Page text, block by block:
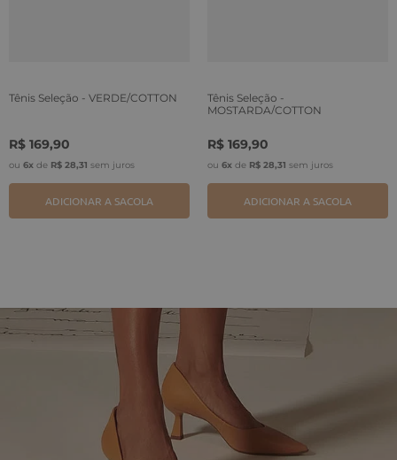
Tênis Seleção - VERDE/COTTON
R$ 169,90
ou 6x de R$ 28,31 sem juros
ADICIONAR A SACOLA
Tênis Seleção -
MOSTARDA/COTTON
R$ 169,90
ou 6x de R$ 28,31 sem juros
ADICIONAR A SACOLA